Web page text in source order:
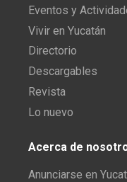
Eventos y
Vivir en Yucatán
Directorio
Descargables
Revista
Lo nuevo
Acerca de
Anunciarse en